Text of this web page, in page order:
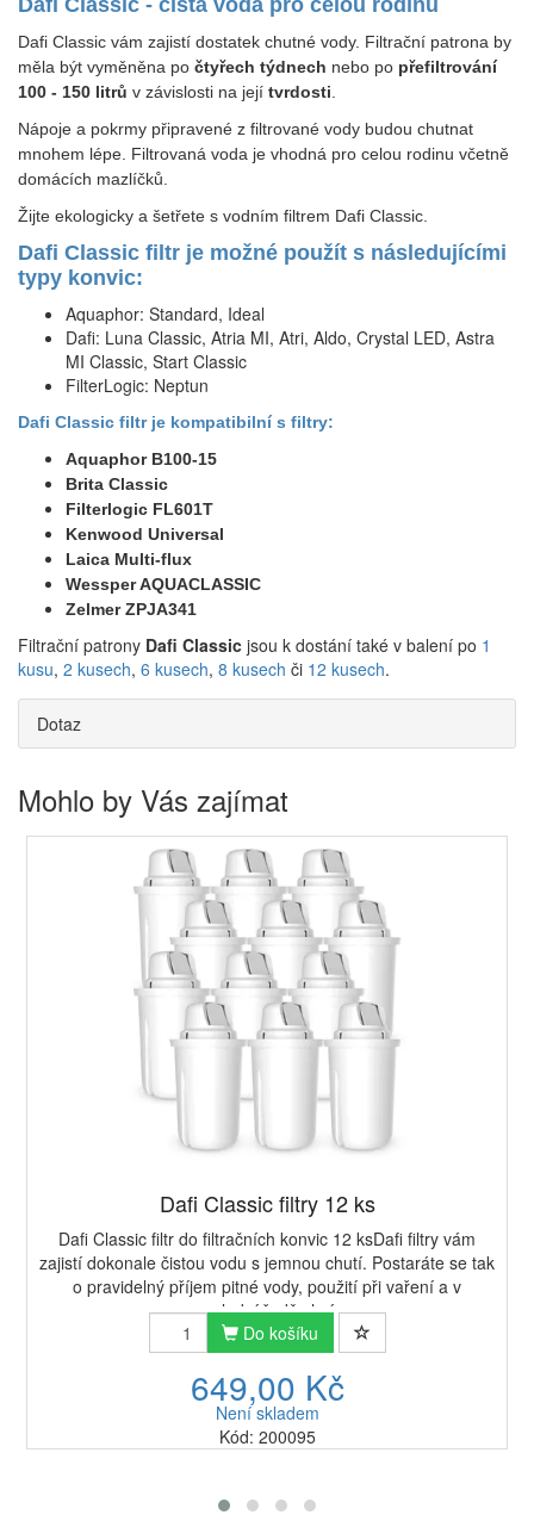
Dafi Classic - čistá voda pro celou rodinu
Dafi Classic vám zajistí dostatek chutné vody. Filtrační patrona by
měla být vyměněna po čtyřech týdnech nebo po přefiltrování
100 - 150 litrů v závislosti na její tvrdosti.
Nápoje a pokrmy připravené z filtrované vody budou chutnat
mnohem lépe. Filtrovaná voda je vhodná pro celou rodinu včetně
domácích mazlíčků.
Žijte ekologicky a šetřete s vodním filtrem Dafi Classic.
Dafi Classic filtr je možné použít s následujícími
typy konvic:
Aquaphor: Standard, Ideal
Dafi: Luna Classic, Atria MI, Atri, Aldo, Crystal LED, Astra
MI Classic, Start Classic
FilterLogic: Neptun
Dafi Classic filtr je kompatibilní s filtry:
Aquaphor B100-15
Brita Classic
Filterlogic FL601T
Kenwood Universal
Laica Multi-flux
Wessper AQUACLASSIC
Zelmer ZPJA341
Filtrační patrony Dafi Classic jsou k dostání také v balení po 1
kusu, 2 kusech, 6 kusech, 8 kusech či 12 kusech.
Dotaz
Mohlo by Vás zajímat
Dafi Classic filtry 12 ks
Dafi Classic filtr do filtračních konvic 12 ksDafi filtry vám
zajistí dokonale čistou vodu s jemnou chutí. Postaráte se tak
o pravidelný příjem pitné vody, použití při vaření a v
neposlední řadě chrán...
Do košíku
649,00 Kč
Není skladem
Kód: 200095